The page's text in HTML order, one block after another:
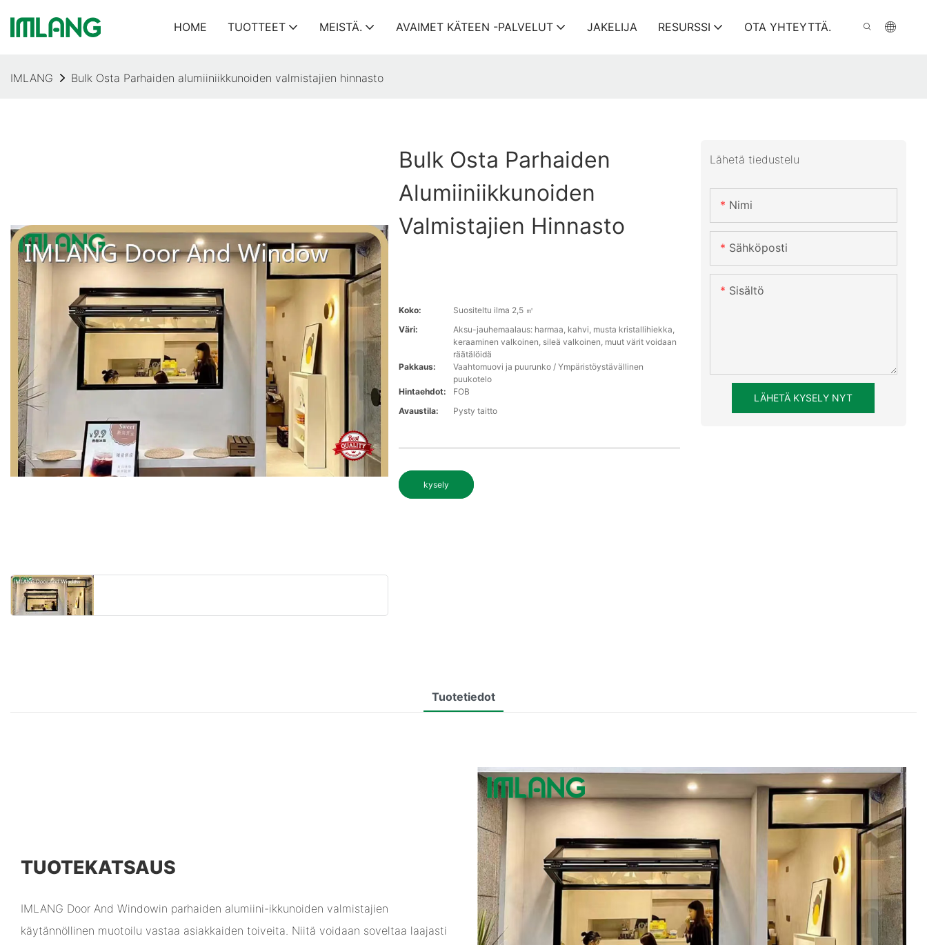
HOME TUOTTEET MEISTÄ. AVAIMET KÄTEEN -PALVELUT JAKELIJA RESURSSI OTA YHTEYTTÄ.
IMLANG Bulk Osta Parhaiden alumiiniikkunoiden valmistajien hinnasto
Bulk Osta Parhaiden
Alumiiniikkunoiden
Valmistajien Hinnasto
Koko:
Suositeltu ilma 2,5 ㎡
Väri:
Aksu-jauhemaalaus: harmaa, kahvi, musta kristallihiekka,
keraaminen valkoinen, sileä valkoinen, muut värit voidaan
räätälöidä
Pakkaus:
Vaahtomuovi ja puurunko / Ympäristöystävällinen
puukotelo
Hintaehdot:
FOB
Avaustila:
Pysty taitto
kysely
Lähetä tiedustelu
Nimi
Sähköposti
Sisältö
LÄHETÄ KYSELY NYT
Tuotetiedot
TUOTEKATSAUS
IMLANG Door And Windowin parhaiden alumiini-ikkunoiden valmistajien
käytännöllinen muotoilu vastaa asiakkaiden toiveita. Niitä voidaan soveltaa laajasti